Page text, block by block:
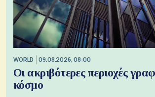
WORLD 09.08.2026, 08:00
Οι ακριβότερες περιοχές
κόσμο